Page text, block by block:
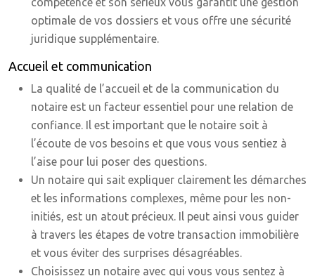
optimale de vos dossiers et vous offre une sécurité
juridique supplémentaire.
Accueil et communication
La qualité de l’accueil et de la communication du
notaire est un facteur essentiel pour une relation de
confiance. Il est important que le notaire soit à
l’écoute de vos besoins et que vous vous sentiez à
l’aise pour lui poser des questions.
Un notaire qui sait expliquer clairement les démarches
et les informations complexes, même pour les non-
initiés, est un atout précieux. Il peut ainsi vous guider
à travers les étapes de votre transaction immobilière
et vous éviter des surprises désagréables.
Choisissez un notaire avec qui vous vous sentez à